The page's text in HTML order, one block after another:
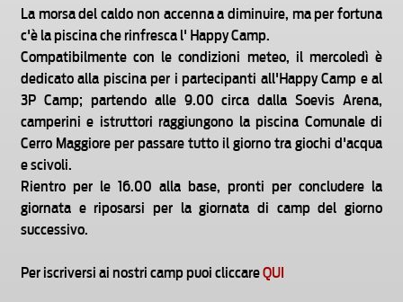
La morsa del caldo non accenna a diminuire, ma per fortuna
c'è la piscina che rinfresca l' Happy Camp.
Compatibilmente con le condizioni meteo, il mercoledì è
dedicato alla piscina per i partecipanti all'Happy Camp e al
3P Camp; partendo alle 9.00 circa dalla Soevis Arena,
camperini e istruttori raggiungono la piscina Comunale di
Cerro Maggiore per passare tutto il giorno tra giochi d'acqua
e scivoli.
Rientro per le 16.00 alla base, pronti per concludere la
giornata e riposarsi per la giornata di camp del giorno
successivo.
Per iscriversi ai nostri camp puoi cliccareQUI